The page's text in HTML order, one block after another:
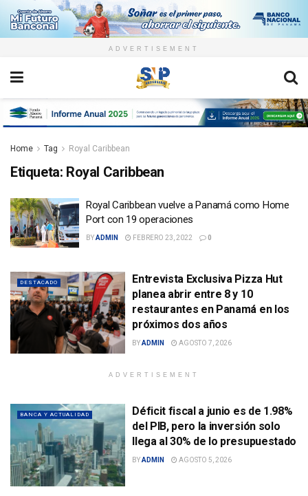
ADVERTISEMENT
Home Tag Royal Caribbean
Etiqueta: Royal Caribbean
Royal Caribbean vuelve a Panamá como Home
Port con 19 operaciones
BYADMIN FEBRERO 23, 2022 0
DESTACADO
Entrevista Exclusiva Pizza Hut
planea abrir entre 8 y 10
restaurantes en Panamá en los
próximos dos años
BYADMIN AGOSTO 7, 2026
ADVERTISEMENT
BANCA Y ACTUALIDAD
Déficit fiscal a junio es de 1.98%
del PIB, pero la inversión solo
llega al 30% de lo presupuestado
BYADMIN AGOSTO 5, 2026